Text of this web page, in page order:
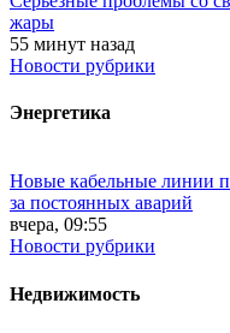
жары
55 минут назад
Новости рубрики
Энергетика
Новые кабельные линии
за постоянных аварий
вчера, 09:55
Новости рубрики
Недвижимость